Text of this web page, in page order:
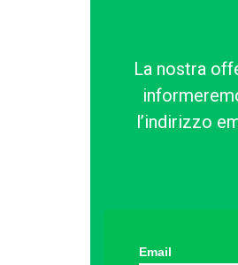
La nostra
l’indirizzo
Email